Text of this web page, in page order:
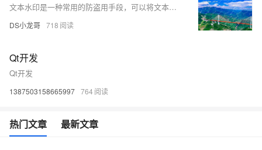
文本水印是一种常用的防盗用手段，可以将文本信息嵌入到图片、视频等文件中，用于识别和证明文件的版权归属。在数字化和网络化的时代，大量的原创作品容易被不法分子盗用或侵犯版权，因此加入文本水印成为了保护原创作品和维护知识产权的必要手段。 通常情况下，文本水印可以包含版权声明、制作者姓名、日期、网址等信息，以帮助识别文件的来源和版权归属。同时，为了增强防盗用效果，文本水印通常会采用字体、颜色、角度等多种组合方式，使得水印难以被删除或篡改，有效地降低了盗用意愿和风险。 开发人员可以使用图像处理技术和编程语言实现文本水印的功能，例如使用Qt的QPainter类进行文本绘制操作，将文本信息嵌入到图片中，
DS小龙哥 718
Qt开发
Qt开发
1387503158665997 764
热门文章 最新文章